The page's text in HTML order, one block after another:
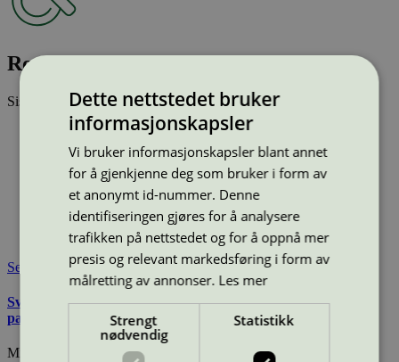
Roundabout Milly item.8107479
Sist oppdatert25 jun 2026
Type: Karusell og snurrer
Lisensnummer: 3073 0020
Miljømerke: Svanemerket
Merkevare:
HAGS
Lisensinnehaver: HAGS Aneby AB
Tilgjengelig i: Island, Norge, Sverige, Finland, Danmark,
Utenfor Norden
Se også
Svanemerkets krav til utemøbler, apparater til lekeplass, og
parkutstyr
Miljømerking Norge
Dette nettstedet bruker
informasjonskapsler
Vi bruker informasjonskapsler blant annet
for å gjenkjenne deg som bruker i form av
et anonymt id-nummer. Denne
identifiseringen gjøres for å analysere
trafikken på nettstedet og for å oppnå mer
presis og relevant markedsføring i form av
målretting av annonser. Les mer
Strengt
nødvendig
Statistikk